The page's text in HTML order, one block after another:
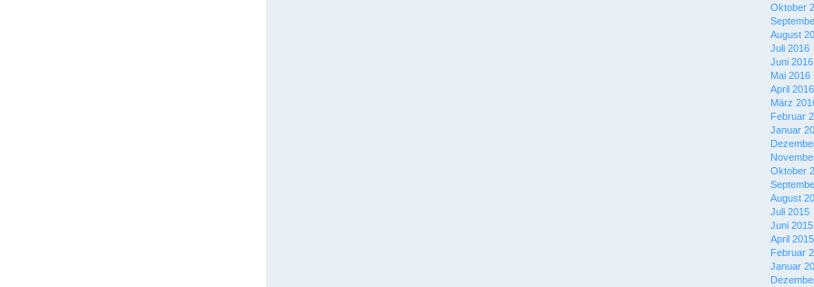
Oktober
August
Juli 2016
Juni 2016
Mai 2016
April 2016
März
Februar
Januar
Oktober
August
Juli 2015
Juni 2015
April 2015
Februar
Januar